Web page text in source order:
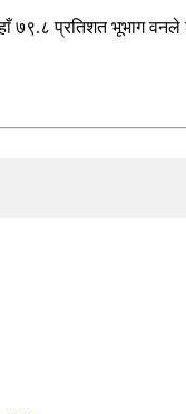
७९.८ प्रतिशत भूभाग